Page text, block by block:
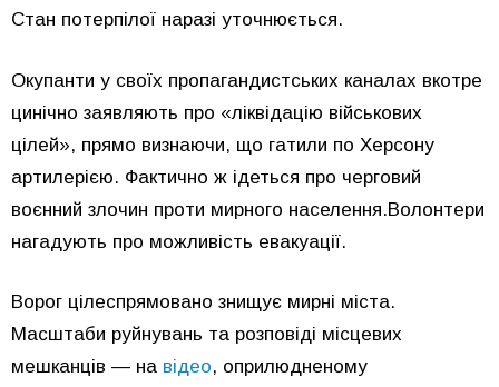
Стан потерпілої наразі уточнюється.
Окупанти у своїх пропагандистських каналах вкотре
цинічно заявляють про «ліквідацію військових
цілей», прямо визнаючи, що гатили по Херсону
артилерією. Фактично ж ідеться про черговий
воєнний злочин проти мирного населення.Волонтери
нагадують про можливість евакуації.
Ворог цілеспрямовано знищує мирні міста.
Масштаби руйнувань та розповіді місцевих
мешканців — на відео, оприлюдненому